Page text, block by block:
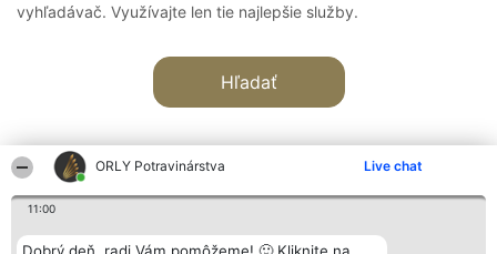
ORLY Potravinárstva Live chat
11:00
vyhľadávač. Využívajte len tie najlepšie služby.
Hľadať
Organizátor hodnotenia Hodnotenie Kontakt